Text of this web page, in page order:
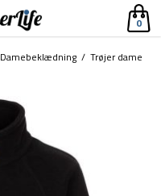
0
Damebeklædning / Trøjer dame